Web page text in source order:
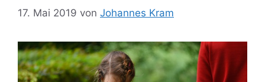
17. Mai 2019 von Johannes Kram